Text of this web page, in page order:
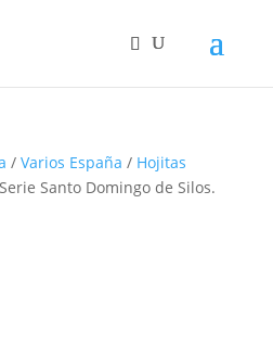
/ Varios España / Hojitas
Santo Domingo de Silos.